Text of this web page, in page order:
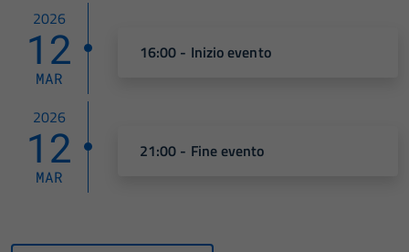
2026
12
MAR
16:00 - Inizio evento
2026
12
MAR
21:00 - Fine evento